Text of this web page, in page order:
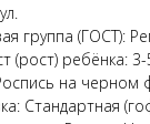
группа (ГОСТ):
(рост) ребёнка:
на черном
Стандартная